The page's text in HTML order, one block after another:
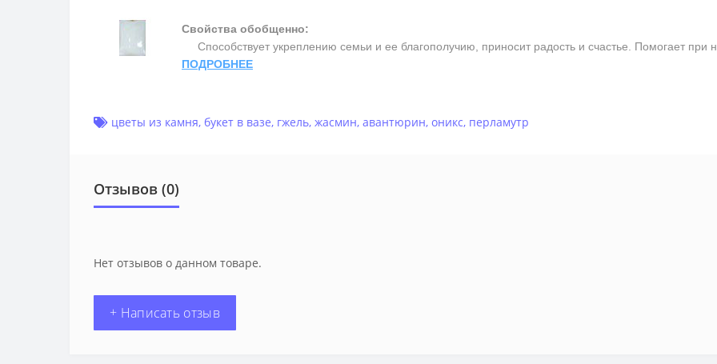
Свойства обобщенно:
Способствует укреплению семьи и ее благополучию, приносит радость и счастье. Помогает при
ПОДРОБНЕЕ
цветы из камня, букет в вазе, гжель, жасмин, авантюрин, оникс, перламутр
Отзывов (0)
Нет отзывов о данном товаре.
+ Написать отзыв